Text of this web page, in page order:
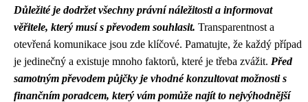
Důležité je dodržet všechny právní náležitosti a informovat
věřitele, který musí s převodem souhlasit. Transparentnost a
otevřená komunikace jsou zde klíčové. Pamatujte, že každý případ
je jedinečný a existuje mnoho faktorů, které je třeba zvážit. Před
samotným převodem půjčky je vhodné konzultovat možnosti s
finančním poradcem, který vám pomůže najít to nejvýhodnější